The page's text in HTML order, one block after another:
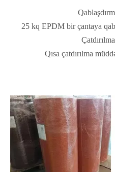
25 kq EPDM bir çantaya
Qısa çatdırılma